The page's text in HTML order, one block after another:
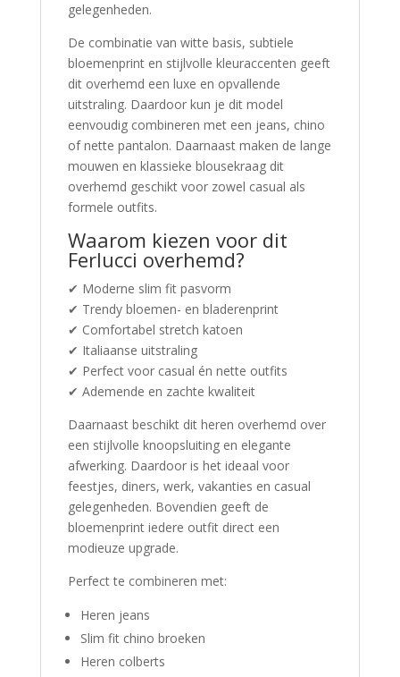
gelegenheden.
De combinatie van witte basis, subtiele
bloemenprint en stijlvolle kleuraccenten geeft
dit overhemd een luxe en opvallende
uitstraling. Daardoor kun je dit model
eenvoudig combineren met een jeans, chino
of nette pantalon. Daarnaast maken de lange
mouwen en klassieke blousekraag dit
overhemd geschikt voor zowel casual als
formele outfits.
Waarom kiezen voor dit
Ferlucci overhemd?
✔ Moderne slim fit pasvorm
✔ Trendy bloemen- en bladerenprint
✔ Comfortabel stretch katoen
✔ Italiaanse uitstraling
✔ Perfect voor casual én nette outfits
✔ Ademende en zachte kwaliteit
Daarnaast beschikt dit heren overhemd over
een stijlvolle knoopsluiting en elegante
afwerking. Daardoor is het ideaal voor
feestjes, diners, werk, vakanties en casual
gelegenheden. Bovendien geeft de
bloemenprint iedere outfit direct een
modieuze upgrade.
Perfect te combineren met:
Heren jeans
Slim fit chino broeken
Heren colberts